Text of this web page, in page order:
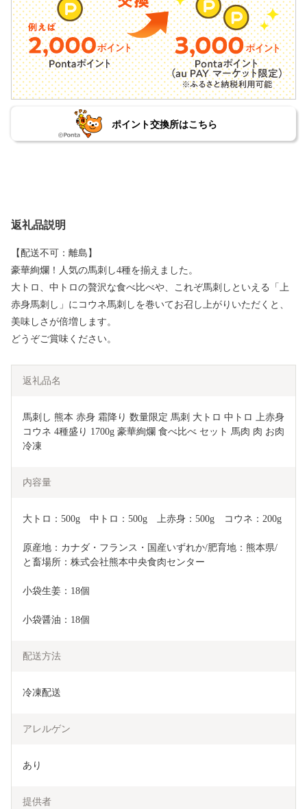
ポイント交換所はこちら
返礼品説明
【配送不可：離島】
豪華絢爛！人気の馬刺し4種を揃えました。
大トロ、中トロの贅沢な食べ比べや、これぞ馬刺しといえる「上
赤身馬刺し」にコウネ馬刺しを巻いてお召し上がりいただくと、
美味しさが倍増します。
どうぞご賞味ください。
返礼品名
馬刺し 熊本 赤身 霜降り 数量限定 馬刺 大トロ 中トロ 上赤身
コウネ 4種盛り 1700g 豪華絢爛 食べ比べ セット 馬肉 肉 お肉
冷凍
内容量
大トロ：500g　中トロ：500g　上赤身：500g　コウネ：200g
原産地：カナダ・フランス・国産いずれか/肥育地：熊本県/
と畜場所：株式会社熊本中央食肉センター
小袋生姜：18個
小袋醤油：18個
配送方法
冷凍配送
アレルゲン
あり
提供者